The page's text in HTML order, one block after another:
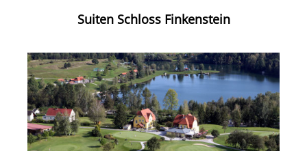
Suiten Schloss Finkenstein